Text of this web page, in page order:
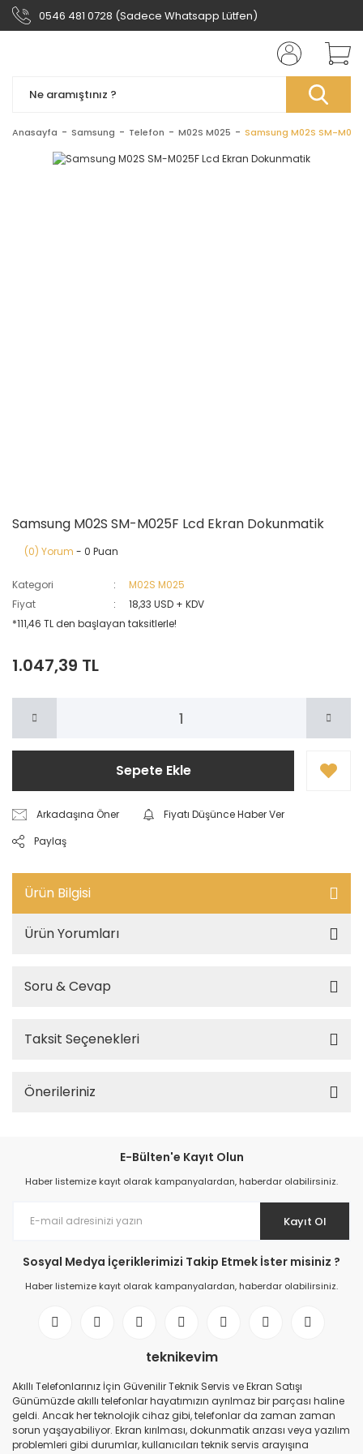
0546 481 0728 (Sadece Whatsapp Lütfen)
Anasayfa Samsung Telefon M02S M025 Samsung M02S SM-
Samsung M02S SM-M025F Lcd Ekran Dokunmatik
(0) Yorum - 0 Puan
Kategori
M02S M025
Fiyat
18,33 USD + KDV
*111,46 TL den başlayan taksitlerle!
1.047,39 TL
Sepete Ekle
Arkadaşına Öner
Fiyatı Düşünce Haber Ver
Paylaş
Ürün Bilgisi
Ürün Yorumları
Soru & Cevap
Taksit Seçenekleri
Önerileriniz
E-Bülten'e Kayıt Olun
Haber listemize kayıt olarak kampanyalardan, haberdar olabilirsiniz.
Kayıt Ol
Sosyal Medya İçeriklerimizi Takip Etmek İster misiniz ?
Haber listemize kayıt olarak kampanyalardan, haberdar olabilirsiniz.
teknikevim
Akıllı Telefonlarınız İçin Güvenilir Teknik Servis ve Ekran Satışı
Günümüzde akıllı telefonlar hayatımızın ayrılmaz bir parçası haline
geldi. Ancak her teknolojik cihaz gibi, telefonlar da zaman zaman
sorun yaşayabiliyor. Ekran kırılması, dokunmatik arızası veya yazılım
problemleri gibi durumlar, kullanıcıları teknik servis arayışına